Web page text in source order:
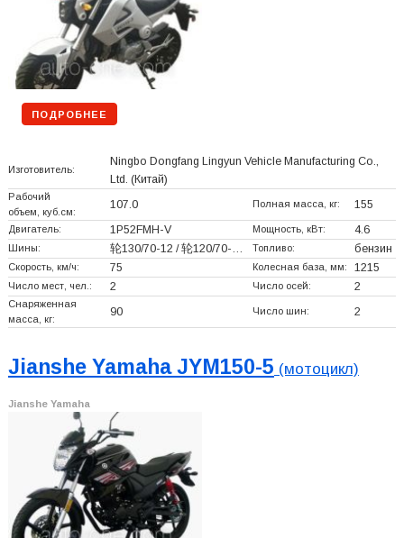
ПОДРОБНЕЕ
Изготовитель:
Ningbo Dongfang Lingyun Vehicle Manufacturing Co.,
Ltd. (Китай)
Рабочий
объем, куб.см:
107.0 Полная масса, кг: 155
Двигатель: 1P52FMH-V Мощность, кВт: 4.6
Шины: 轮130/70-12 / 轮120/70-… Топливо: бензин
Скорость, км/ч: 75 Колесная база, мм: 1215
Число мест, чел.: 2 Число осей: 2
Снаряженная
масса, кг:
90 Число шин: 2
Jianshe Yamaha JYM150-5 (мотоцикл)
Jianshe Yamaha